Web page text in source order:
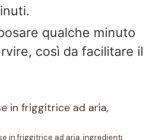
qualche minuto
così da facilitare il
in friggitrice ad aria, ingredienti